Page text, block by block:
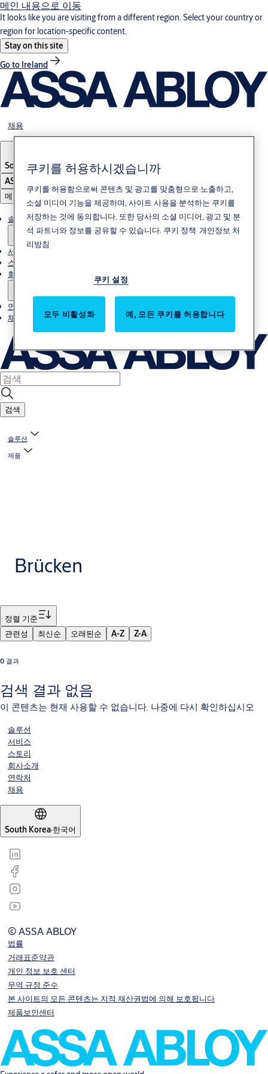
메인 내용으로 이동
It looks like you are visiting from a different region. Select your country or
region for location-specific content.
Stay on this site
Go to Ireland
채용
South Korea ·한국어
ASSA ABLOY Group
메뉴
솔루션
서비스
스토리
회사소개
연락처
채용
검색
솔루션
제품
Brücken
터
정렬 기준
관련성
최신순 오래된순 A-Z Z-A
0 결과
검색 결과 없음
이 콘텐츠는 현재 사용할 수 없습니다. 나중에 다시 확인하십시오
솔루션
서비스
스토리
회사소개
연락처
채용
South Korea·한국어
© ASSA ABLOY
법률
거래표준약관
개인 정보 보호 센터
무역 규정 준수
본 사이트의 모든 콘텐츠는 지적 재산권법에 의해 보호됩니다
제품보안센터
쿠키를 허용하시겠습니까
쿠키를 허용함으로써 콘텐츠 및 광고를 맞춤형으로 노출하고,
소셜 미디어 기능을 제공하며, 사이트 사용을 분석하는 쿠키를
저장하는 것에 동의합니다. 또한 당사의 소셜 미디어, 광고 및 분
석 파트너와 정보를 공유할 수 있습니다. 쿠키 정책 개인정보 처
리방침
쿠키 설정
모두 비활성화 예, 모든 쿠키를 허용합니다